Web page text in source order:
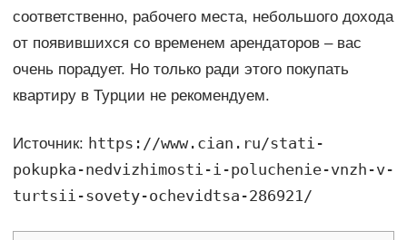
соответственно, рабочего места, небольшого дохода
от появившихся со временем арендаторов – вас
очень порадует. Но только ради этого покупать
квартиру в Турции не рекомендуем.
Источник: https://www.cian.ru/stati-
pokupka-nedvizhimosti-i-poluchenie-vnzh-v-
turtsii-sovety-ochevidtsa-286921/